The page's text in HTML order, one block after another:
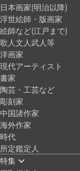
日本画家(明治以降)
浮世絵師・版画家
絵師など(江戸まで)
歌人文人武人等
洋画家
現代アーティスト
書家
陶芸・工芸など
彫刻家
中国諸作家
海外作家
時代
所定鑑定人
特集